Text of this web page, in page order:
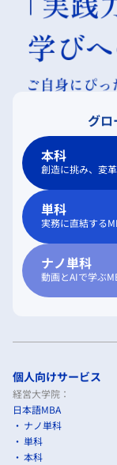
グロ
本科
創造に挑み、変
単科
実務に直結する
ナノ単科
動画とAIで学ぶ
個人向けサービス
経営大学院：
日本語MBA
ナノ単科
単科
本科